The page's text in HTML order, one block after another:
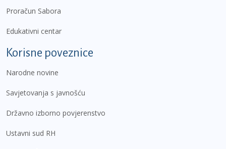
Proračun Sabora
Edukativni centar
Korisne poveznice
Narodne novine
Savjetovanja s javnošću
Državno izborno povjerenstvo
Ustavni sud RH